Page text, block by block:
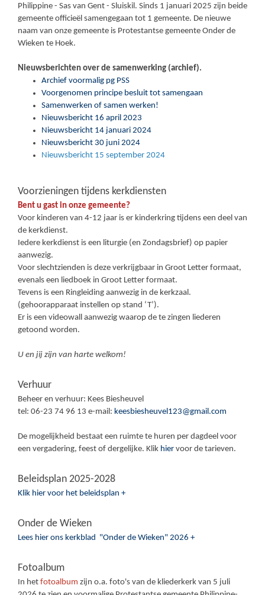
Philippine - Sas van Gent - Sluiskil. Sinds 1 januari 2025 zijn beide
gemeente officieël samengegaan tot 1 gemeente. De nieuwe
naam van onze gemeente is Protestantse gemeente Onder de
Wieken te Hoek.
Nieuwsberichten over de samenwerking (archief).
Archief voormalig pg PSS
Voorgenomen principe besluit tot samengaan
Samenwerken of samen werken!
Nieuwsbericht 16 april 2023
Nieuwsbericht 14 januari 2024
Nieuwsbericht 30 juni 2024
Nieuwsbericht 15 september 2024
Voorzieningen tijdens kerkdiensten
Bent u gast in onze gemeente?
Voor kinderen van 4-12 jaar is er kinderkring tijdens een deel van
de kerkdienst.
Iedere kerkdienst is een liturgie (en Zondagsbrief) op papier
aanwezig.
Voor slechtzienden is deze verkrijgbaar in Groot Letter formaat,
evenals een liedboek in Groot Letter formaat.
Tevens is een Ringleiding aanwezig in de kerkzaal.
(gehoorapparaat instellen op stand ‘T’).
Er is een videowall aanwezig waarop de te zingen liederen
getoond worden.
U en jij zijn van harte welkom!
Verhuur
Beheer en verhuur: Kees Biesheuvel
tel: 06-23 74 96 13 e-mail: keesbiesheuvel123@gmail.com
De mogelijkheid bestaat een ruimte te huren per dagdeel voor
een vergadering, feest of dergelijke. Klik hier voor de tarieven.
Beleidsplan 2025-2028
Klik hier voor het beleidsplan +
Onder de Wieken
Lees hier ons kerkblad "Onder de Wieken" 2026 +
Fotoalbum
In het fotoalbum zijn o.a. foto's van de kliederkerk van 5 juli